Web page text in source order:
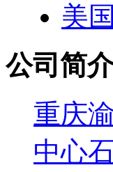
美
公司简
重庆
中心